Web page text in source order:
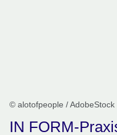
© alotofpeople / AdobeStock
IN FORM-